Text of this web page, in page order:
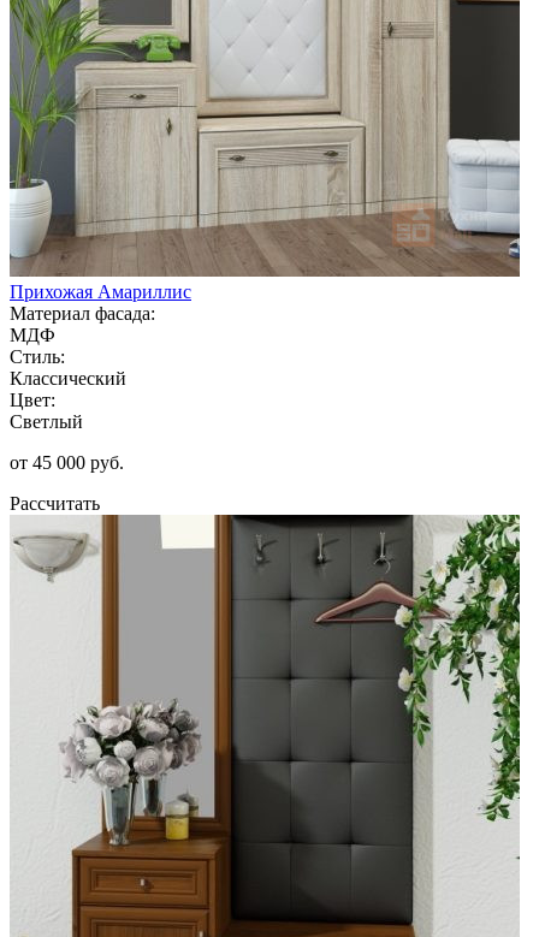
Прихожая Амариллис
Материал фасада:
МДФ
Стиль:
Классический
Цвет:
Светлый
от 45 000 руб.
Рассчитать